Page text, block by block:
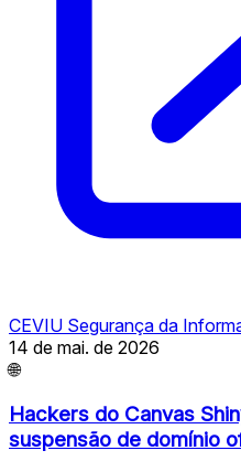
CEVIU Segurança da
14 de mai. de 2026
🌐
Hackers do Canvas
suspensão de domínio